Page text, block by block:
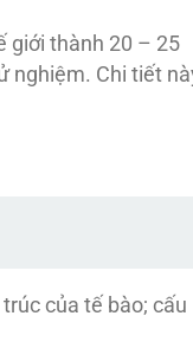
giới thành 20 – 25
nghiệm. Chi tiết
của tế bào; cấu